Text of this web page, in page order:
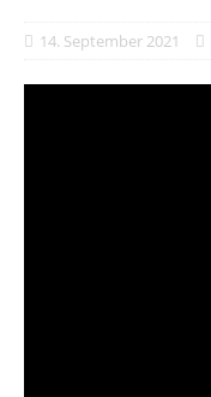
14. September 2021